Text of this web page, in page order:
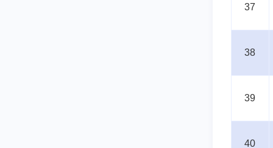
37
38
39
40